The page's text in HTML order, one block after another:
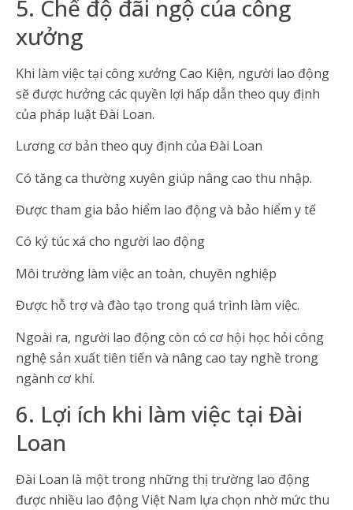
5. Chế độ đãi ngộ của công
xưởng
Khi làm việc tại công xưởng Cao Kiện, người lao động
sẽ được hưởng các quyền lợi hấp dẫn theo quy định
của pháp luật Đài Loan.
Lương cơ bản theo quy định của Đài Loan
Có tăng ca thường xuyên giúp nâng cao thu nhập.
Được tham gia bảo hiểm lao động và bảo hiểm y tế
Có ký túc xá cho người lao động
Môi trường làm việc an toàn, chuyên nghiệp
Được hỗ trợ và đào tạo trong quá trình làm việc.
Ngoài ra, người lao động còn có cơ hội học hỏi công
nghệ sản xuất tiên tiến và nâng cao tay nghề trong
ngành cơ khí.
6. Lợi ích khi làm việc tại Đài
Loan
Đài Loan là một trong những thị trường lao động
được nhiều lao động Việt Nam lựa chọn nhờ mức thu